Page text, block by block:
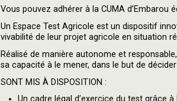
Vous pouvez adhérer à la CUMA d’Embarou
Un Espace Test Agricole est un dispositif
vivabilité de leur projet agricole en situation
Réalisé de manière autonome et
sa capacité à le mener, dans le but de
SONT MIS À DISPOSITION :